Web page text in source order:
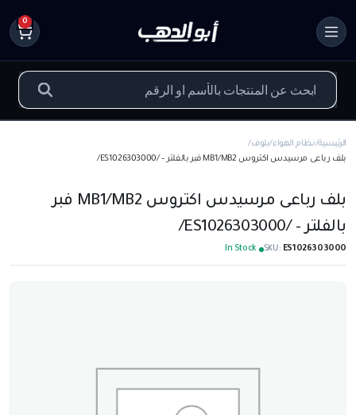
0
الرئيسية نظام الهواء بلوف
بلف رباعى مرسيدس اكتروس MB1/MB2 فبر بالفلتر – /ES1026303000/
بلف رباعى مرسيدس اكتروس MB1/MB2 فبر
بالفلتر – /ES1026303000/
SKU: ES1026303000
In Stock